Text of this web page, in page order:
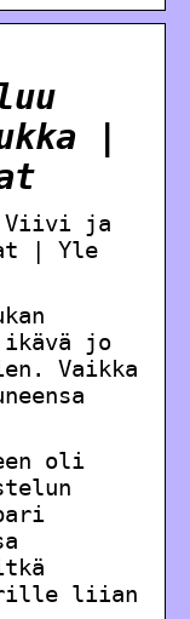
|
Viivi ja
| Yle
ikävä jo
Vaikka
oli
liian